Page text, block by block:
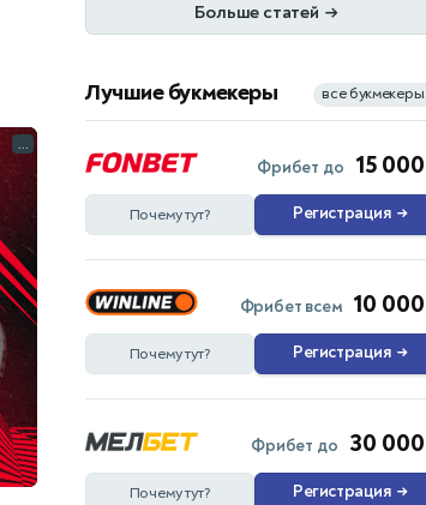
...
Больше статей →
Лучшие букмекеры все букмекеры
Фрибет до 15
Почему тут? Регистрация →
Фрибет всем 10
Почему тут? Регистрация →
Фрибет до 30
Почему тут? Регистрация →